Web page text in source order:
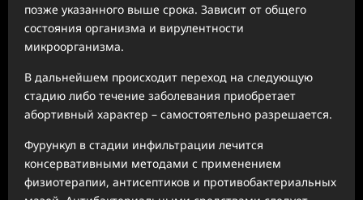
позже указанного выше срока. Зависит от общего
состояния организма и вирулентности
микроорганизма.
В дальнейшем происходит переход на следующую
стадию либо течение заболевания приобретает
абортивный характер – самостоятельно разрешается.
Фурункул в стадии инфильтрации лечится
консервативными методами с применением
физиотерапии, антисептиков и противобактериальных